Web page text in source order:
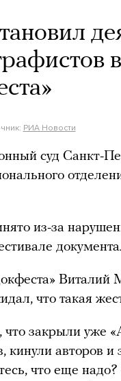
РИА Новости
суд Санкт-
из-за
что такая
закрыли уже
кинули авторов
что еще